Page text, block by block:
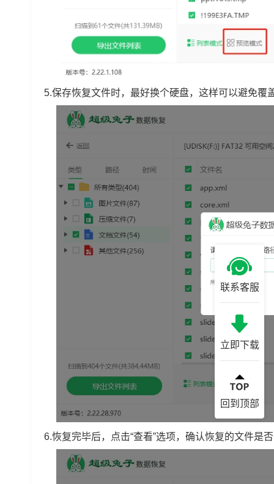
5.保存恢复文件时，最好换个硬盘，这样可以避免覆
6.恢复完毕后，点击“查看”选项，确认恢复的文件是
联系客服
立即下载
回到顶部